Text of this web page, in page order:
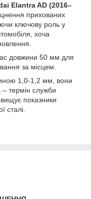
Elantra AD (2016–
прихованих
ключову роль у
хоча
довжини 50 мм для
за місцем.
1,0-1,2 мм, вони
– термін служби
показники
сталі.